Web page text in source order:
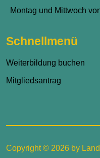
Montag und Mittwoch
Schnellmenü
Weiterbildung buchen
Mitgliedsantrag
Copyright © 2026 by